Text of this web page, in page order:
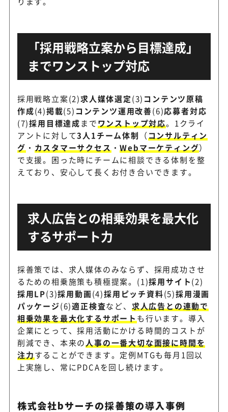
く応募者との関係性構築を重
アデコ
人材ビジネスで培ってきたノ
カナエル
ニーズにマッチした有効応募
ことを重視
人材研究所
採用のプロが採用活動の全て
マンパワーグループ
採用支援に特化したオペレー
ターを保有している
プロ人事
人事のプロ集結！採用代行に
門企業だから丸ごと依頼
「採用戦略立案から目標達成」
までワンストップ対応
採用戦略立案(2)求人媒体選定(3) コンテンツ原稿
作成(4)掲載(5) コンテンツ運用改善(6)応募者対応
(7)採用目標達成までワンストップ対応。1クライ
アントに対して3人1チーム体制 （コンサルティン
グ・ カスタマーサクセス・Webマーケティング）
で支援。困った時にチームに相談できる体制を整
えており、安心して長くお付き合いできます。
求人広告との相乗効果を最大化
するサポート力
採善策では、求人媒体のみならず、採用成功させ
るための相乗施策も積極提案。(1)採用サイト(2)
採用LP(3)採用動画(4)採用ピッチ資料(5)採用漫画
パッケージ(6)適正検査など、 求人広告との連動で
相乗効果を最大化するサポートも行います。導入
企業にとって、採用活動にかける時間的コストが
削減でき、本来の人事の一番大切な面接に時間を
注力することができます。定例MTGも毎月1回以
上実施し、常にPDCAを回し続けます。
株式会社bサーチの採善策の導入事例